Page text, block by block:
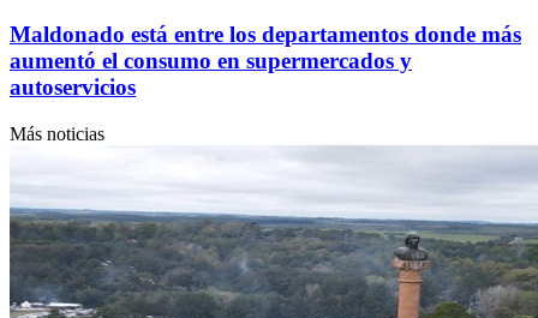
Maldonado está entre los departamentos donde más
aumentó el consumo en supermercados y
autoservicios
Más noticias